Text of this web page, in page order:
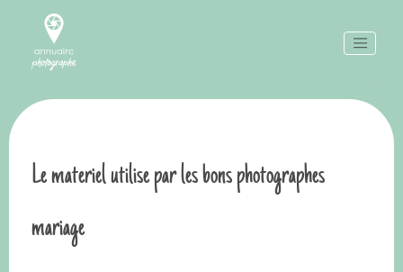
Le materiel utilise par les bons photographes
mariage